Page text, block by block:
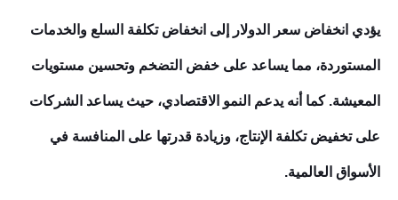
يؤدي انخفاض سعر الدولار إلى انخفاض تكلفة السلع والخدمات
المستوردة، مما يساعد على خفض التضخم وتحسين مستويات
المعيشة. كما أنه يدعم النمو الاقتصادي، حيث يساعد الشركات
على تخفيض تكلفة الإنتاج، وزيادة قدرتها على المنافسة في
الأسواق العالمية.